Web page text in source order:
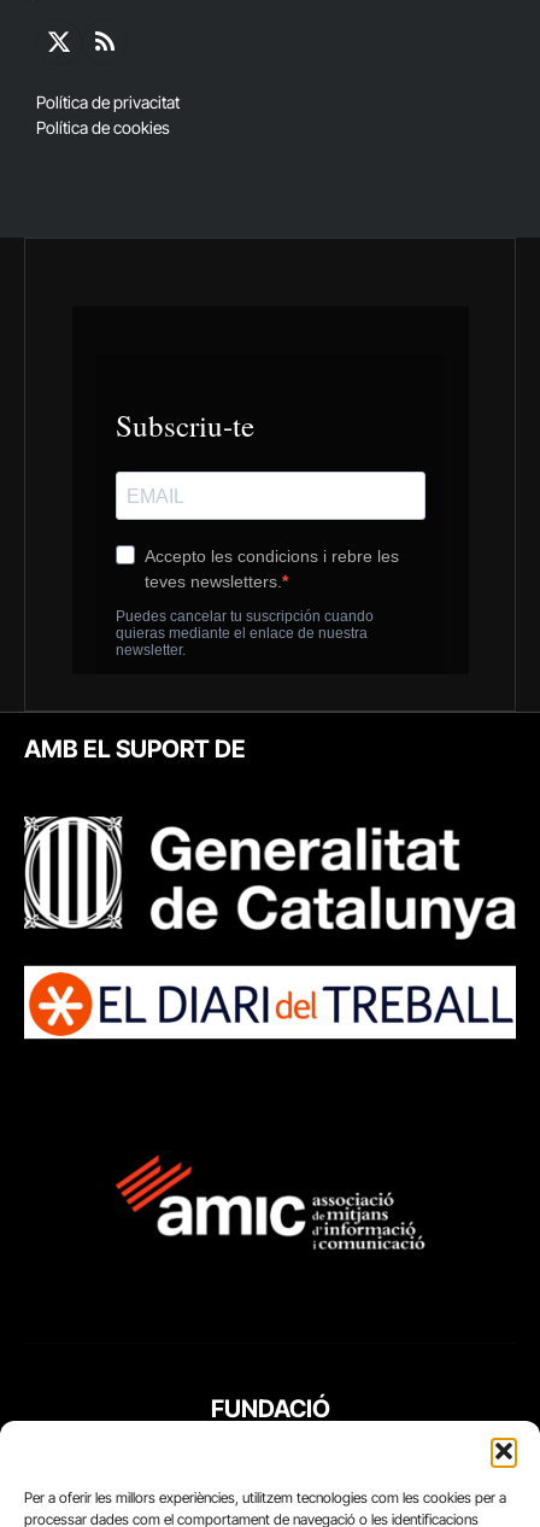
Per a oferir les millors experiències, utilitzem tecnologies com les cookies per a
processar dades com el comportament de navegació o les identificacions
X
RSS
Política de privacitat
Política de cookies
AMB EL SUPORT DE
FUNDACIÓ